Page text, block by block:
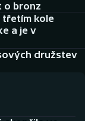
o bronz
třetím kole
a je v
družstev